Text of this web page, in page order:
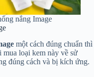
nắng Image
một cách đúng chuẩn thì
loại kem này về sử
đúng cách và bị kích ứng.